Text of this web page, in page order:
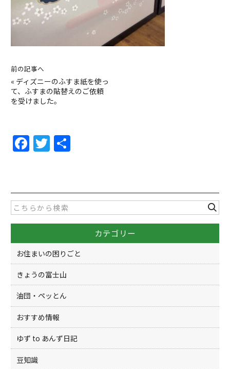
前の記事へ
« ディズニーのふすま紙を使っ
て、ふすまの貼替えのご依頼
を受けました。
F
a
e
b
o
o
k
T
w
er
カテゴリー
お住まいの困りごと
きょうの富士山
油団・ペッとん
おすすめ情報
ゆず to あんず日記
豆知識